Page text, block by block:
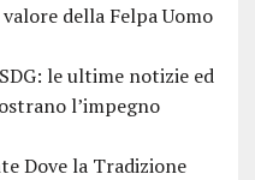
della Felpa Uomo
le ultime notizie ed
l’impegno
Dove la Tradizione